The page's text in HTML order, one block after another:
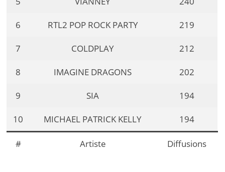
6 RTL2 POP ROCK PARTY 219
7 COLDPLAY 212
8 IMAGINE DRAGONS 202
9 SIA 194
10 MICHAEL PATRICK KELLY 194
# Artiste Diffusions